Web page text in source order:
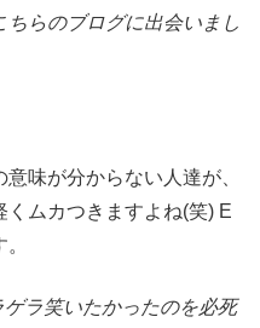
らのブログに出会いまし
味が分からない人達が、
ムカつきますよね(笑) E
ラ笑いたかったのを必死